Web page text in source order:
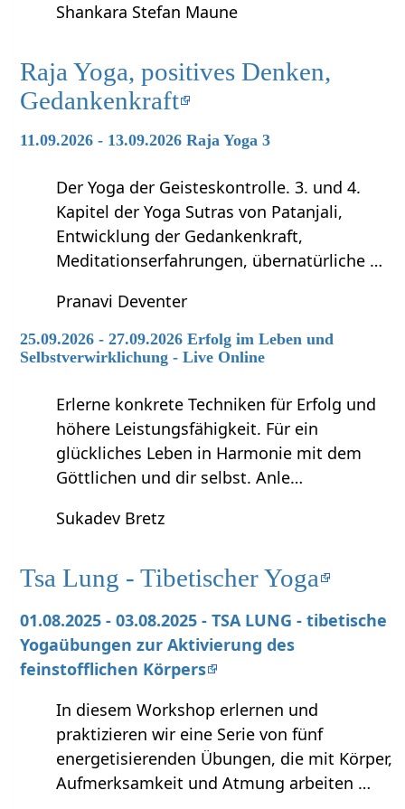
Shankara Stefan Maune
Raja Yoga, positives Denken,
Gedankenkraft
11.09.2026 - 13.09.2026 Raja Yoga 3
Der Yoga der Geisteskontrolle. 3. und 4.
Kapitel der Yoga Sutras von Patanjali,
Entwicklung der Gedankenkraft,
Meditationserfahrungen, übernatürliche …
Pranavi Deventer
25.09.2026 - 27.09.2026 Erfolg im Leben und
Selbstverwirklichung - Live Online
Erlerne konkrete Techniken für Erfolg und
höhere Leistungsfähigkeit. Für ein
glückliches Leben in Harmonie mit dem
Göttlichen und dir selbst. Anle…
Sukadev Bretz
Tsa Lung - Tibetischer Yoga
01.08.2025 - 03.08.2025 - TSA LUNG - tibetische
Yogaübungen zur Aktivierung des
feinstofflichen Körpers
In diesem Workshop erlernen und
praktizieren wir eine Serie von fünf
energetisierenden Übungen, die mit Körper,
Aufmerksamkeit und Atmung arbeiten …